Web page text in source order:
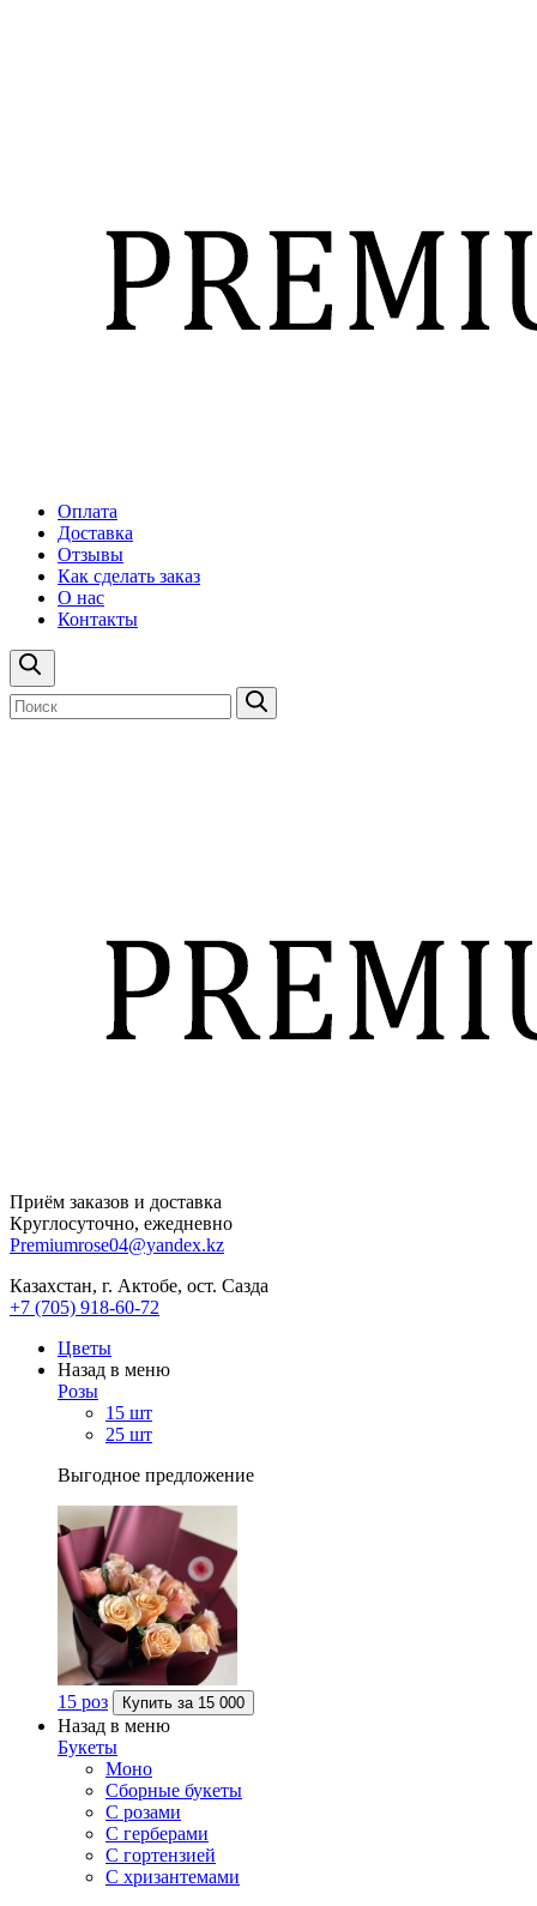
Оплата
Доставка
Отзывы
Как сделать заказ
О нас
Контакты
Приём заказов и доставка
Круглосуточно, ежедневно
Premiumrose04@yandex.kz
Казахстан, г. Актобе, ост. Сазда
+7 (705) 918-60-72
Цветы
Назад в меню
Розы
15 шт
25 шт
Выгодное предложение
15 роз Купить за 15 000
Назад в меню
Букеты
Моно
Сборные букеты
С розами
С герберами
С гортензией
С хризантемами